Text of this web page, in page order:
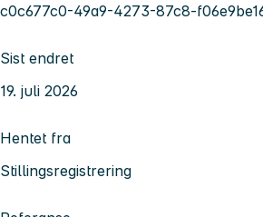
c0c677c0-49a9-4273-87c8-
Sist endret
19. juli 2026
Hentet fra
Stillingsregistrering